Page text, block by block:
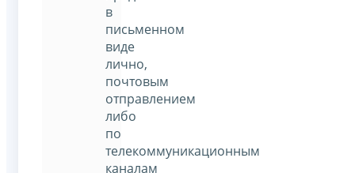
в
письменном
виде
лично,
почтовым
отправлением
либо
по
телекоммуникационным
каналам